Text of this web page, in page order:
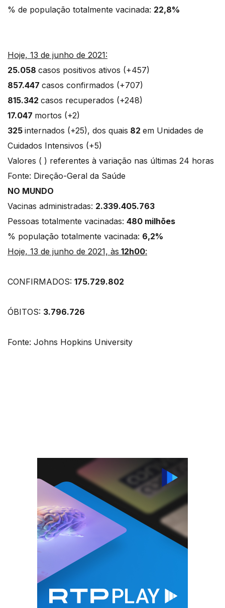
% de população totalmente vacinada: 22,8%
Hoje, 13 de junho de 2021:
25.058 casos positivos ativos (+457)
857.447 casos confirmados (+707)
815.342 casos recuperados (+248)
17.047 mortos (+2)
325 internados (+25), dos quais 82 em Unidades de
Cuidados Intensivos (+5)
Valores ( ) referentes à variação nas últimas 24 horas
Fonte: Direção-Geral da Saúde
NO MUNDO
Vacinas administradas: 2.339.405.763
Pessoas totalmente vacinadas: 480 milhões
% população totalmente vacinada: 6,2%
Hoje, 13 de junho de 2021, às 12h00:
CONFIRMADOS: 175.729.802
ÓBITOS: 3.796.726
Fonte: Johns Hopkins University